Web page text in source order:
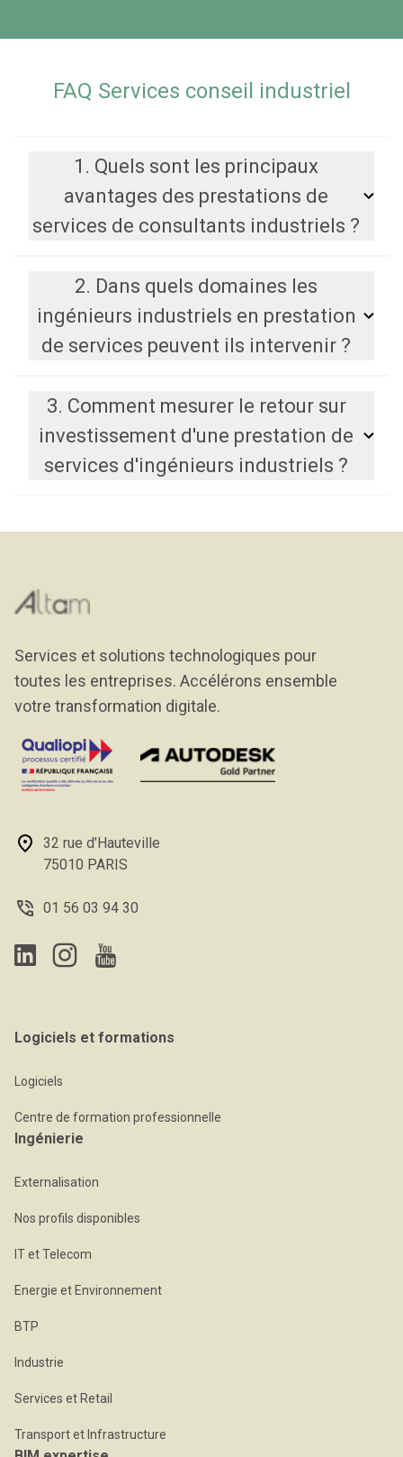
FAQ Services conseil industriel
1. Quels sont les principaux
avantages des prestations de
services de consultants industriels ?
2. Dans quels domaines les
ingénieurs industriels en prestation
de services peuvent ils intervenir ?
3. Comment mesurer le retour sur
investissement d'une prestation de
services d'ingénieurs industriels ?
Services et solutions technologiques pour
toutes les entreprises. Accélérons ensemble
votre transformation digitale.
32 rue d'Hauteville
75010 PARIS
01 56 03 94 30
Logiciels et formations
Logiciels
Centre de formation professionnelle
Ingénierie
Externalisation
Nos profils disponibles
IT et Telecom
Energie et Environnement
BTP
Industrie
Services et Retail
Transport et Infrastructure